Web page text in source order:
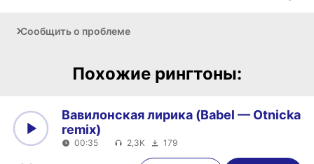
Сообщить о проблеме
Похожие рингтоны:
00:35
Вавилонская лирика (Babel — Otnicka
remix)
00:35 2,3K 179